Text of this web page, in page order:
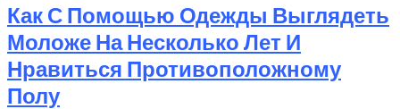
Как С Помощью Одежды Выглядеть
Моложе На Несколько Лет И
Нравиться Противоположному
Полу